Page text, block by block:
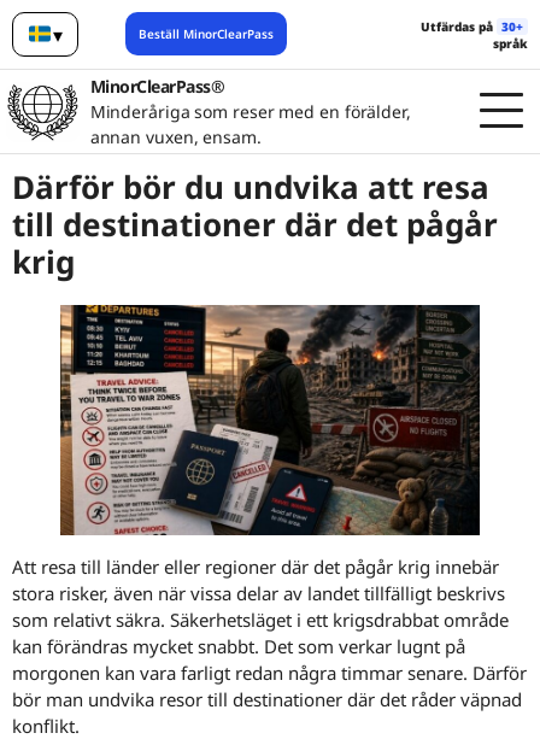
▾
Svenska
Beställ MinorClearPass Utfärdas på 30+
språk
MinorClearPass®
Minderåriga som reser med en förälder,
annan vuxen, ensam.
Därför bör du undvika att resa
till destinationer där det pågår
krig
Att resa till länder eller regioner där det pågår krig innebär
stora risker, även när vissa delar av landet tillfälligt beskrivs
som relativt säkra. Säkerhetsläget i ett krigsdrabbat område
kan förändras mycket snabbt. Det som verkar lugnt på
morgonen kan vara farligt redan några timmar senare. Därför
bör man undvika resor till destinationer där det råder väpnad
konflikt.